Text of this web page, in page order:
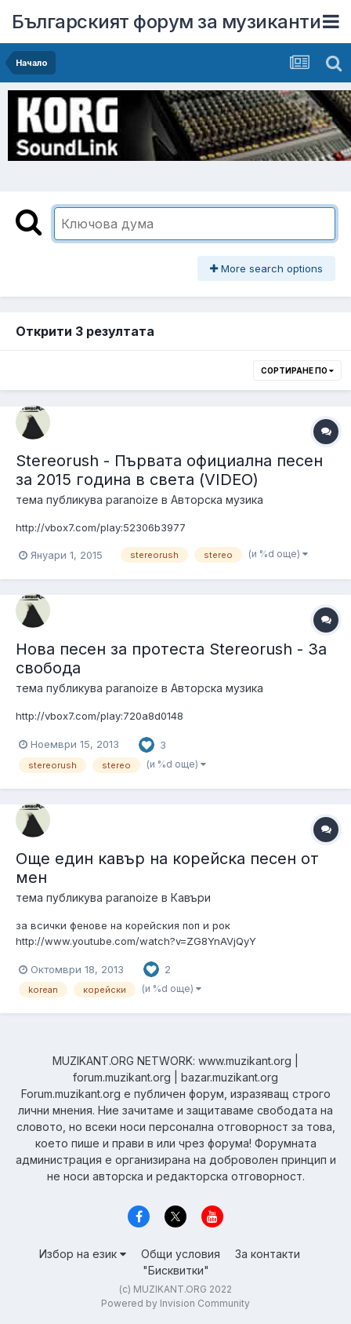
Българският форум за музиканти
Начало
More search options
Открити 3 резултата
СОРТИРАНЕ ПО
Stereorush - Първата официална песен
за 2015 година в света (VIDEO)
тема публикува paranoize в Авторска музика
http://vbox7.com/play:52306b3977
Януари 1, 2015 stereorush stereo (и %d още)
Нова песен за протеста Stereorush - За
свобода
тема публикува paranoize в Авторска музика
http://vbox7.com/play:720a8d0148
Ноември 15, 2013 3
stereorush stereo (и %d още)
Още един кавър на корейска песен от
мен
тема публикува paranoize в Кавъри
за всички фенове на корейския поп и рок
http://www.youtube.com/watch?v=ZG8YnAVjQyY
Октомври 18, 2013 2
korean корейски (и %d още)
MUZIKANT.ORG NETWORK: www.muzikant.org |
forum.muzikant.org | bazar.muzikant.org
Forum.muzikant.org е публичен форум, изразяващ строго
лични мнения. Ние зачитаме и защитаваме свободата на
словото, но всеки носи персонална отговорност за това,
което пише и прави в или чрез форума! Форумната
администрация е организирана на доброволен принцип и
не носи авторска и редакторска отговорност.
Избор на език Общи условия
За контакти
"Бисквитки"
(c) MUZIKANT.ORG 2022
Powered by Invision Community